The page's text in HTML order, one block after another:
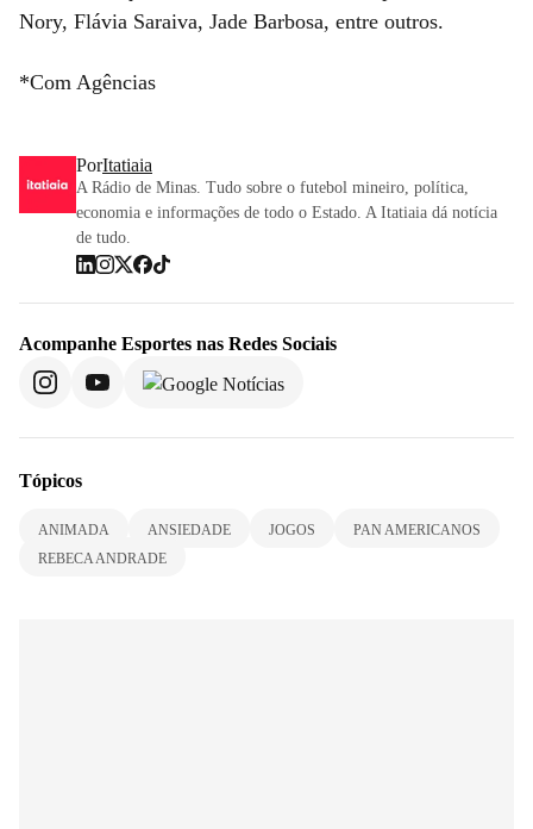
Nory, Flávia Saraiva, Jade Barbosa, entre outros.
*Com Agências
PorItatiaia
A Rádio de Minas. Tudo sobre o futebol mineiro, política,
economia e informações de todo o Estado. A Itatiaia dá notícia
de tudo.
Acompanhe Esportes nas Redes Sociais
Tópicos
ANIMADA ANSIEDADE JOGOS
PAN AMERICANOS
REBECA ANDRADE